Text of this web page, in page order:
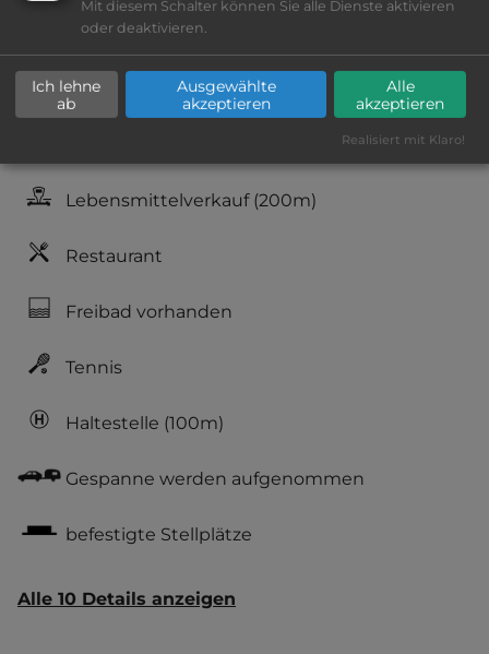
Lage: schön
Geräuschkulisse: überwiegend ruhig
Lebensmittelverkauf(200m)
Restaurant
Freibad vorhanden
Tennis
Haltestelle (100m)
Gespanne werden aufgenommen
befestigte Stellplätze
Alle 10 Details anzeigen
Mit diesem Schalter können Sie alle Dienste aktivieren
oder deaktivieren.
Ich lehne
ab
Ausgewählte
akzeptieren
Alle
akzeptieren
Realisiert mit Klaro!